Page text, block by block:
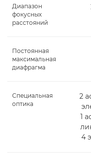
Диапазон
фокусных
расстояний
Постоянная
максимальная
диафрагма
Специальная
оптика
2
1
4